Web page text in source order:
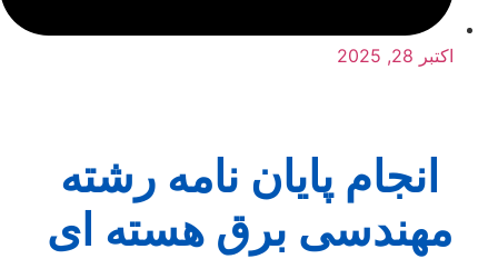
اکتبر 28, 2025
انجام پایان نامه رشته
مهندسی برق هسته ای